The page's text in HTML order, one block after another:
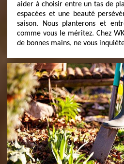
aider à choisir entre un tas de
espacées et une beauté
saison. Nous planterons et
comme vous le méritez. Chez
de bonnes mains, ne vous